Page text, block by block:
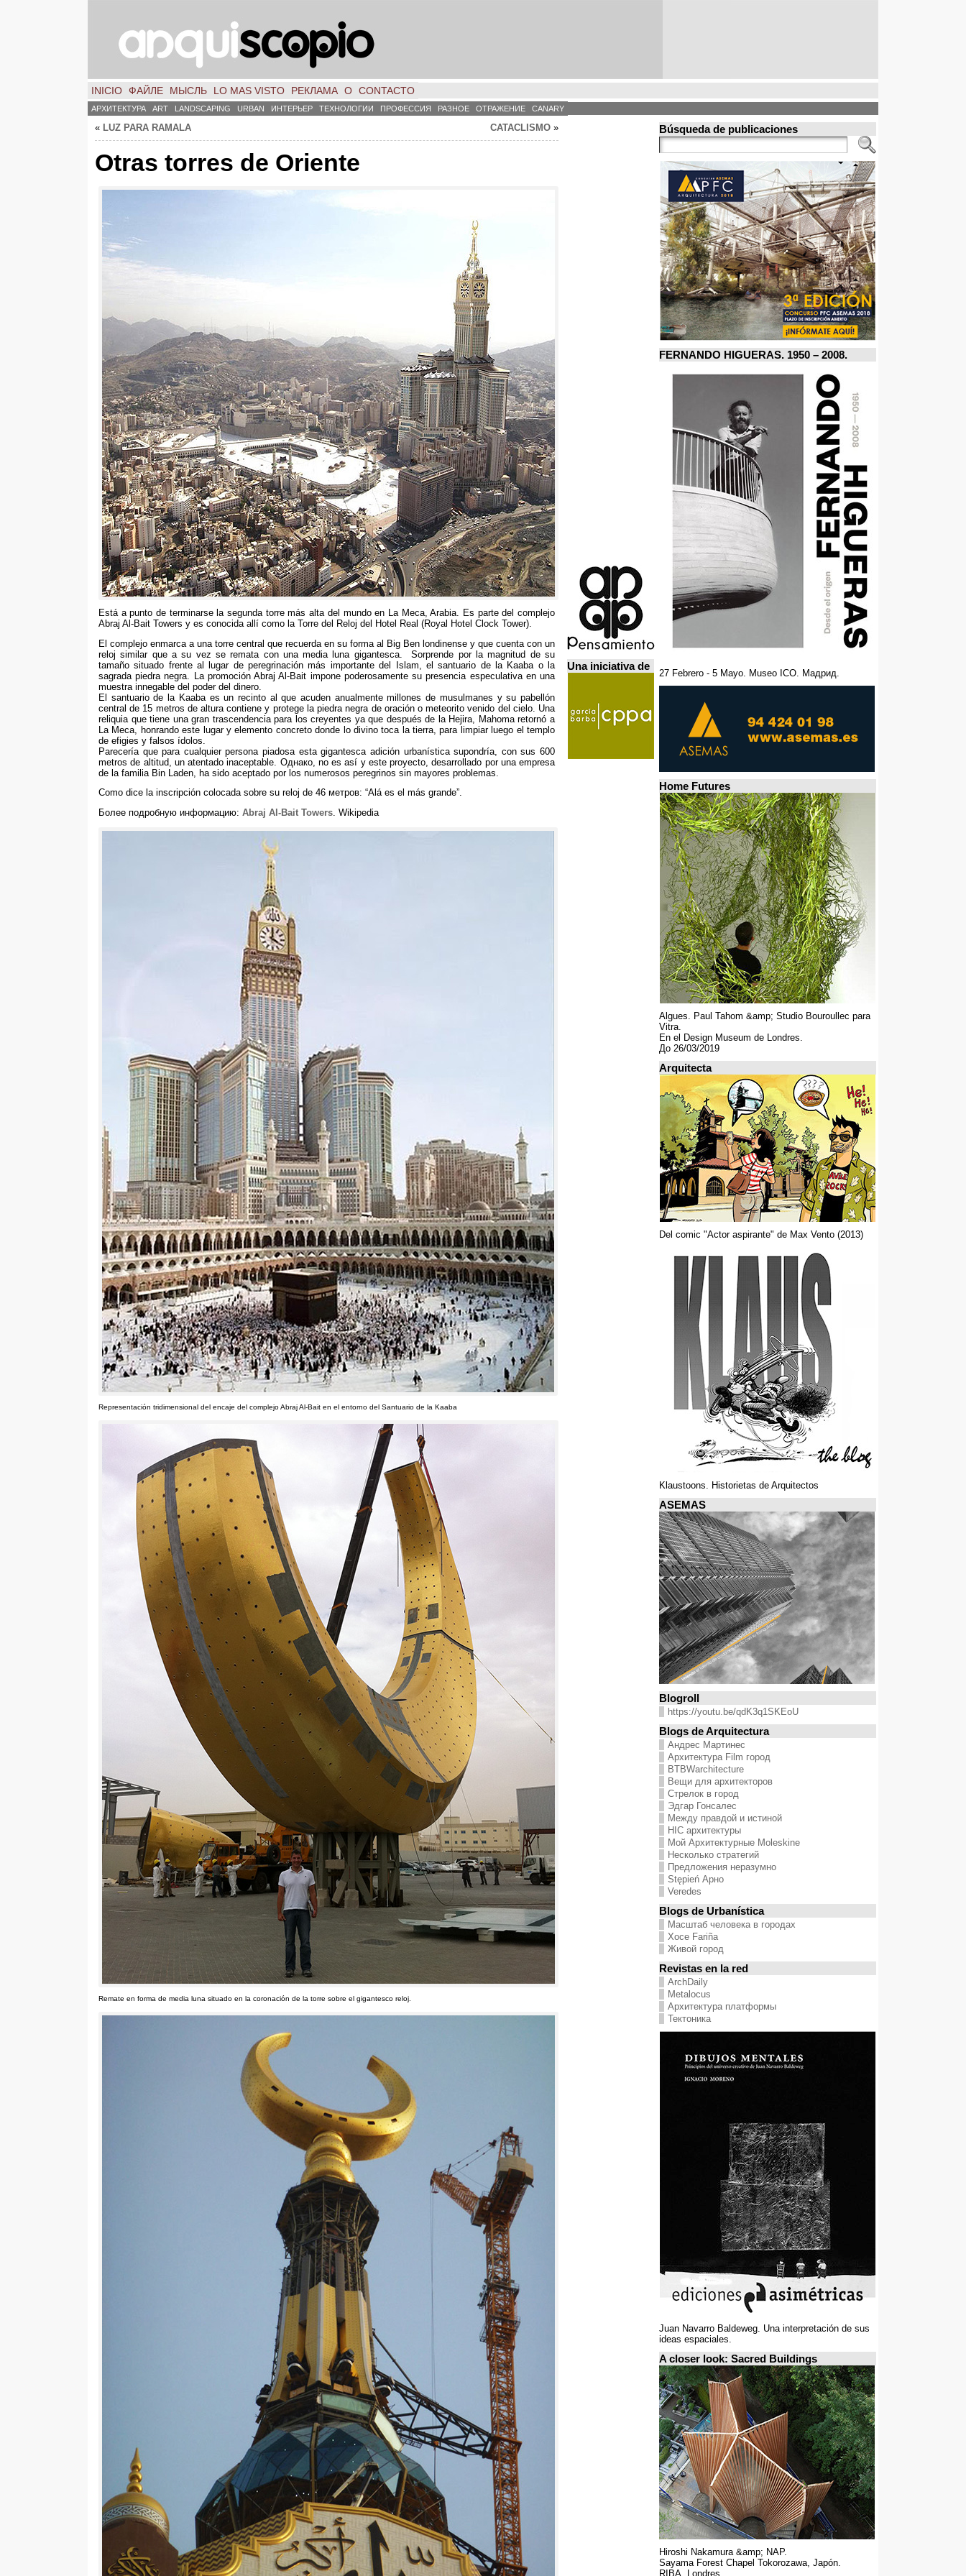
INICIO ФАЙЛЕ МЫСЛЬ LO MAS VISTO РЕКЛАМА О CONTACTO
АРХИТЕКТУРА ART LANDSCAPING URBAN ИНТЕРЬЕР ТЕХНОЛОГИИ ПРОФЕССИЯ РАЗНОЕ ОТРАЖЕНИЕ CANARY
« LUZ PARA RAMALA CATACLISMO »
Otras torres de Oriente
Está a punto de terminarse la segunda torre más alta del mundo en La Meca,Arabia
Es parte del complejo
Abraj Al-Bait Towers y es conocida allí como la Torre del Reloj del Hotel Real (Royal Hotel Clock Tower).
El complejo enmarca a una torre central que recuerda en su forma al Big Ben londinense y que cuenta con un
reloj similar que a su vez se remata con una media luna gigantesca. Sorprende por la magnitud de su
tamaño situado frente al lugar de peregrinación más importante del Islam
el santuario de la Kaaba o la
sagrada piedra negra
La promoción Abraj Al-Bait impone poderosamente su presencia especulativa en una
muestra innegable del poder del dinero
El santuario de la Kaaba es un recinto al que acuden anualmente millones de musulmanes y su pabellón
central de 15 metros de altura contiene y protege la piedra negra de oración o meteorito venido del cielo. Una
reliquia que tiene una gran trascendencia para los creyentes ya que después de la Hejira
Mahoma retornó a
La Meca honrando este lugar y elemento concreto donde lo divino toca la tierra ,para limpiar luego el templo
de efigies y falsos ídolos
Parecería que para cualquier persona piadosa esta gigantesca adición urbanística supondría
con sus 600
metros de altitud, un atentado inaceptable . Однако, no es así y este proyecto ,desarrollado por una empresa
de la familia Bin Laden ha sido aceptado por los numerosos peregrinos sin mayores problemas
Como dice la inscripción colocada sobre su reloj de 46 метров: “Alá es el más grande”.
Более подробную информацию: Abraj Al-Bait Towers. Wikipedia
Representación tridimensional del encaje del complejo Abraj Al-Bait en el entorno del Santuario de la Kaaba
Remate en forma de media luna situado en la coronación de la torre sobre el gigantesco reloj
Una iniciativa de
Búsqueda de publicaciones
FERNANDO HIGUERAS. 1950 – 2008.
27 Febrero - 5 Mayo. Museo ICO. Мадрид.
Home Futures
Algues. Paul Tahom &amp; Studio Bouroullec para
Vitra.
En el Design Museum de Londres.
До 26/03/2019
Arquitecta
Del comic "Actor aspirante" de Max Vento (2013)
Klaustoons. Historietas de Arquitectos
ASEMAS
Blogroll
https://youtu.be/qdK3q1SKEoU
Blogs de Arquitectura
Андрес Мартинес
Архитектура Film город
BTBWarchitecture
Вещи для архитекторов
Стрелок в город
Эдгар Гонсалес
Между правдой и истиной
HIC архитектуры
Мой Архитектурные Moleskine
Несколько стратегий
Предложения неразумно
Stępień Арно
Veredes
Blogs de Urbanística
Масштаб человека в городах
Хосе Fariña
Живой город
Revistas en la red
ArchDaily
Metalocus
Архитектура платформы
Тектоника
Juan Navarro Baldeweg. Una interpretación de sus
ideas espaciales.
A closer look: Sacred Buildings
Hiroshi Nakamura &amp; NAP.
Sayama Forest Chapel Tokorozawa, Japón.
RIBA, Londres.